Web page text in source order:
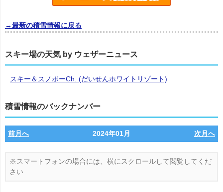
→最新の積雪情報に戻る
スキー場の天気 by ウェザーニュース
スキー＆スノボーCh. (だいせんホワイトリゾート)
積雪情報のバックナンバー
前月へ 2024年01月 次月へ